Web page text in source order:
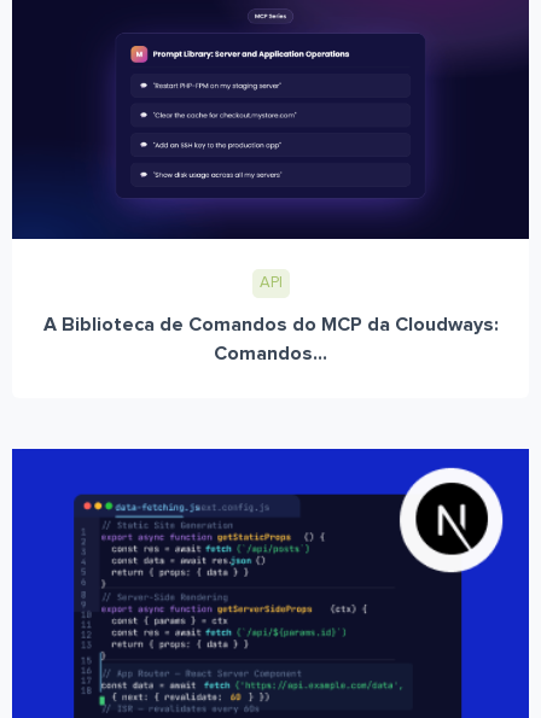
API
A Biblioteca de Comandos do MCP da Cloudways:
Comandos...